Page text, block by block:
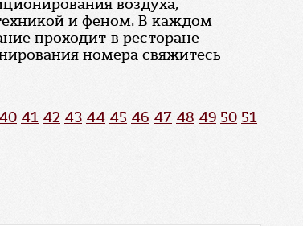
воздуха,
и феном. В каждом
проходит в ресторане
номера свяжитесь
40 41 42 43 44 45 46 47 48 49 50 51